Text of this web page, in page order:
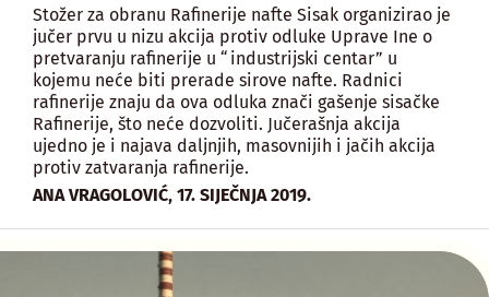
Stožer za obranu Rafinerije nafte Sisak organizirao je
jučer prvu u nizu akcija protiv odluke Uprave Ine o
pretvaranju rafinerije u “industrijski centar” u
kojemu neće biti prerade sirove nafte. Radnici
rafinerije znaju da ova odluka znači gašenje sisačke
Rafinerije, što neće dozvoliti. Jučerašnja akcija
ujedno je i najava daljnjih, masovnijih i jačih akcija
protiv zatvaranja rafinerije.
ANA VRAGOLOVIĆ, 17. SIJEČNJA 2019.